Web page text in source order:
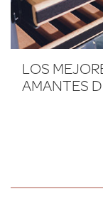
LOS
AMANTES